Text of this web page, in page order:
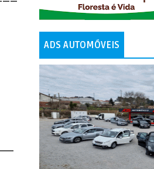
ADS AUTOMÓVEIS